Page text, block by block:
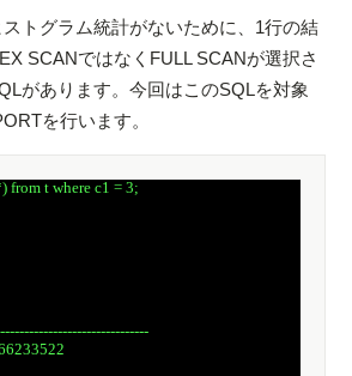
トグラム統計がないために、1行の結
SCANではなくFULL SCANが選択さ
があります。今回はこのSQLを対象
を行います。
from t where c1 = 3;